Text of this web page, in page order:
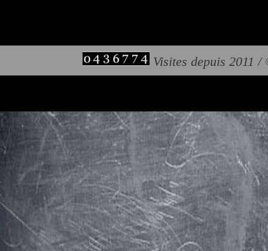
Visites depuis 2011